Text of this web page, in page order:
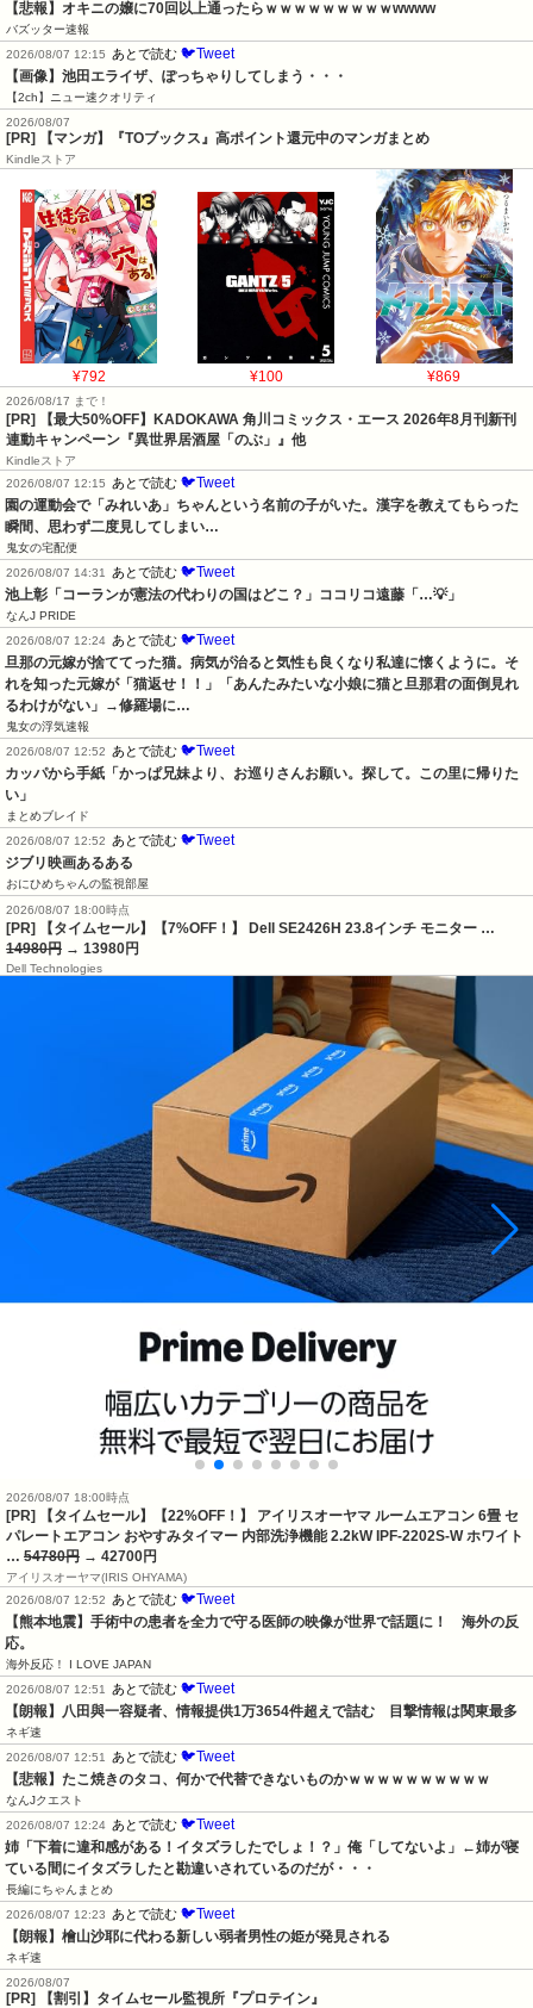
【悲報】オキニの嬢に70回以上通ったらｗｗｗｗｗｗｗｗｗwwww
バズッター速報
2026/08/07 12:15
あとで読む 🐦Tweet
【画像】池田エライザ、ぽっちゃりしてしまう・・・
【2ch】ニュー速クオリティ
2026/08/07
[PR] 【マンガ】『TOブックス』高ポイント還元中のマンガまとめ
Kindleストア
¥792 ¥100 ¥869
2026/08/17 まで！
[PR] 【最大50%OFF】KADOKAWA 角川コミックス・エース 2026年8月刊新刊
連動キャンペーン『異世界居酒屋「のぶ」』他
Kindleストア
2026/08/07 12:15
あとで読む 🐦Tweet
園の運動会で「みれいあ」ちゃんという名前の子がいた。漢字を教えてもらった
瞬間、思わず二度見してしまい…
鬼女の宅配便
2026/08/07 14:31
あとで読む 🐦Tweet
池上彰「コーランが憲法の代わりの国はどこ？」ココリコ遠藤「…💡」
なんJ PRIDE
2026/08/07 12:24 あとで読む 🐦Tweet
旦那の元嫁が捨ててった猫。病気が治ると気性も良くなり私達に懐くように。そ
れを知った元嫁が「猫返せ！！」「あんたみたいな小娘に猫と旦那君の面倒見れ
るわけがない」→修羅場に…
鬼女の浮気速報
2026/08/07 12:52
あとで読む 🐦Tweet
カッパから手紙「かっぱ兄妹より、お巡りさんお願い。探して。この里に帰りた
い」
まとめブレイド
2026/08/07 12:52
あとで読む 🐦Tweet
ジブリ映画あるある
おにひめちゃんの監視部屋
2026/08/07 18:00時点
[PR] 【タイムセール】【7%OFF！】 Dell SE2426H 23.8インチ モニター …
14980円 → 13980円
Dell Technologies
2026/08/07 18:00時点
[PR] 【タイムセール】【22%OFF！】 アイリスオーヤマ ルームエアコン 6畳 セ
パレートエアコン おやすみタイマー 内部洗浄機能 2.2kW IPF-2202S-W ホワイト
… 54780円 → 42700円
アイリスオーヤマ(IRIS OHYAMA)
2026/08/07 12:52
あとで読む 🐦Tweet
【熊本地震】手術中の患者を全力で守る医師の映像が世界で話題に！　海外の反
応。
海外反応！ I LOVE JAPAN
2026/08/07 12:51
あとで読む 🐦Tweet
【朗報】八田與一容疑者、情報提供1万3654件超えで詰む　目撃情報は関東最多
ネギ速
2026/08/07 12:51
あとで読む 🐦Tweet
【悲報】たこ焼きのタコ、何かで代替できないものかｗｗｗｗｗｗｗｗｗｗ
なんJクエスト
2026/08/07 12:24 あとで読む 🐦Tweet
姉「下着に違和感がある！イタズラしたでしょ！？」俺「してないよ」←姉が寝
ている間にイタズラしたと勘違いされているのだが・・・
長編にちゃんまとめ
2026/08/07 12:23
あとで読む 🐦Tweet
【朗報】檜山沙耶に代わる新しい弱者男性の姫が発見される
ネギ速
2026/08/07
[PR] 【割引】タイムセール監視所『プロテイン』